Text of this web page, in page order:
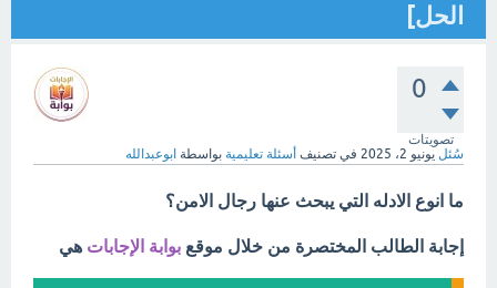
الحل]
0
تصويتات
سُئل يونيو 2، 2025 في تصنيف أسئلة تعليمية بواسطة ابوعبدالله
ما انوع الادله التي يبحث عنها رجال الامن؟
إجابة الطالب المختصرة من خلال موقع بوابة الإجابات هي